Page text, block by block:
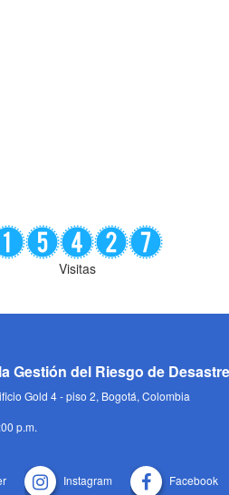
Visitas
Gestión del Riesgo de
Gold 4 - piso 2, Bogotá, Colombia
p.m.
Instagram Facebook